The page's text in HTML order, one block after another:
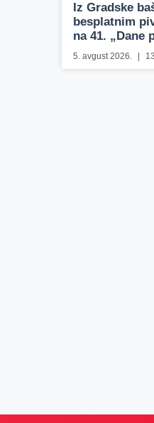
Iz Gradske
besplatnim
na 41. „Dane
5. avgust 2026.